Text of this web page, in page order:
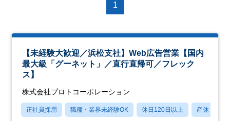
1
【未経験大歓迎／浜松支社】Web広告営業【国内
最大級「グーネット」／直行直帰可／フレック
ス】
株式会社プロトコーポレーション
正社員採用 職種・業界未経験OK 休日120日以上 産休・育休